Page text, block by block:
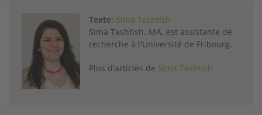
Texte: Sima Tashtish
Sima Tashtish, MA, est assistante de
recherche à l'Université de Fribourg.
Plus d'articles de Sima Tashtish